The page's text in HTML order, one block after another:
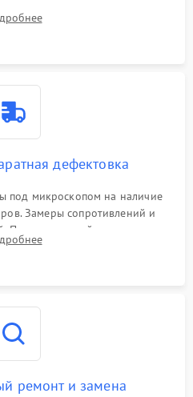
с кристаллов чипов.
дефектовка
под микроскопом на наличие
Замеры сопротивлений и
Проверка цепей питания,
и видеочипа.
ремонт и замена